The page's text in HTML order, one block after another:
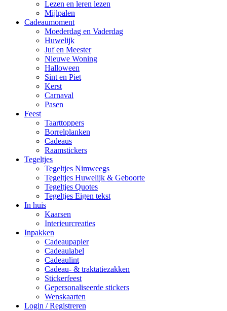
Lezen en leren lezen
Mijlpalen
Cadeaumoment
Moederdag en Vaderdag
Huwelijk
Juf en Meester
Nieuwe Woning
Halloween
Sint en Piet
Kerst
Carnaval
Pasen
Feest
Taarttoppers
Borrelplanken
Cadeaus
Raamstickers
Tegeltjes
Tegeltjes Nimweegs
Tegeltjes Huwelijk & Geboorte
Tegeltjes Quotes
Tegeltjes Eigen tekst
In huis
Kaarsen
Interieurcreaties
Inpakken
Cadeaupapier
Cadeaulabel
Cadeaulint
Cadeau- & traktatiezakken
Stickerfeest
Gepersonaliseerde stickers
Wenskaarten
Login / Registreren